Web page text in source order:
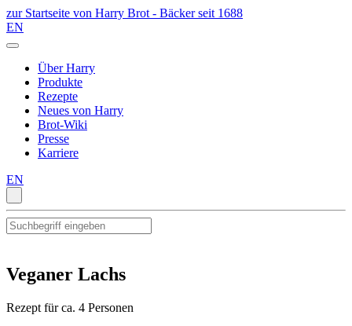
zur Startseite von Harry Brot - Bäcker seit 1688
EN
Über Harry
Produkte
Rezepte
Neues von Harry
Brot-Wiki
Presse
Karriere
EN
Veganer Lachs
Rezept für ca. 4 Personen